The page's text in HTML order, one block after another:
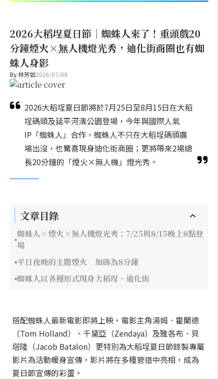
2026大稻埕夏日節｜蜘蛛人來了！重頭戲20
分鐘煙火×無人機燈光秀，迪化街商圈也有蜘
蛛人身影
By林芳如2026/07/08
2026大稻埕夏日節將於7月25日至8月15日在大稻
埕碼頭及延平河濱公園登場，今年與國際人氣
IP「蜘蛛人」合作，蜘蛛人不只在大稻埕碼頭廣
場出沒，也驚喜現身迪化街商圈；更將帶來2場總
長20分鐘的「煙火×無人機」燈光秀。
文章目錄
蜘蛛人×煙火×無人機燈光秀：7/25與8/15晚上8點登
場
平日夜晚的主題煙火 加碼為8分鐘
蜘蛛人以各種形式現身大稻埕、迪化街
搭配蜘蛛人最新電影即將上映，電影主角湯姆．霍蘭德
（Tom Holland）、千黛亞（Zendaya）及雅各布．貝
塔隆（Jacob Batalon）更特別為大稻埕夏日節錄製專屬
影片為活動暖身宣傳，影片將在多種管道中亮相，成為
夏日節宣傳的彩蛋。